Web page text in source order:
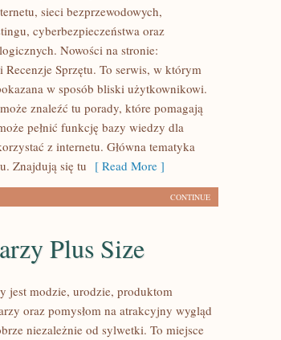
sieci bezprzewodowych,
cyberbezpieczeństwa oraz
Nowości na stronie:
Recenzje Sprzętu. To serwis, w którym
w sposób bliski użytkownikowi.
znaleźć tu porady, które pomagają
pełnić funkcję bazy wiedzy dla
z internetu. Główna tematyka
Znajdują się tu [ Read More ]
CONTINUE
Plus Size
jest modzie, urodzie, produktom
oraz pomysłom na atrakcyjny wygląd
niezależnie od sylwetki. To miejsce